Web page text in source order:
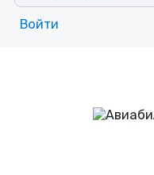
Войти